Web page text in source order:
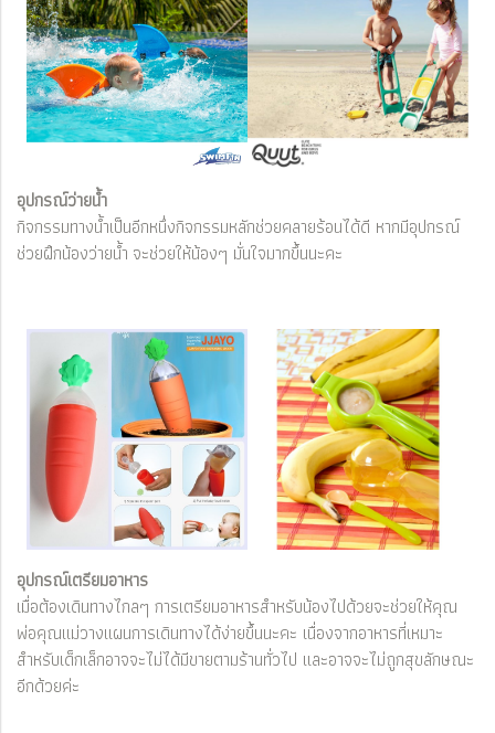
อุปกรณ์ว่ายน้ำ
กิจกรรมทางน้ำเป็นอีกหนึ่งกิจกรรมหลักช่วยคลายร้อนได้ดี หากมีอุปกรณ์
ช่วยฝึกน้องว่ายน้ำ จะช่วยให้น้องๆ มั่นใจมากขึ้นนะคะ
อุปกรณ์เตรียมอาหาร
เมื่อต้องเดินทางไกลๆ การเตรียมอาหารสำหรับน้องไปด้วยจะช่วยให้คุณ
พ่อคุณแม่วางแผนการเดินทางได้ง่ายขึ้นนะคะ เนื่องจากอาหารที่เหมาะ
สำหรับเด็กเล็กอาจจะไม่ได้มีขายตามร้านทั่วไป และอาจจะไม่ถูกสุขลักษณะ
อีกด้วยค่ะ